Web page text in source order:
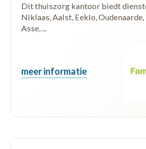
Dit thuiszorg kantoor biedt
Niklaas, Aalst, Eeklo,
Asse, ...
meer informatie